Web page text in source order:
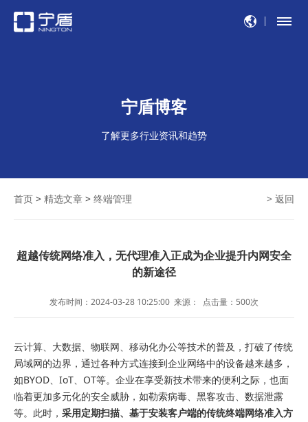
宁盾博客
了解更多行业资讯和趋势
> 返回
首页 > 精选文章 > 终端管理
超越传统网络准入，无代理准入正成为企业提升内网安全
的新途径
发布时间：2024-03-28 10:25:00 来源： 点击量： 500次
云计算、大数据、物联网、移动化办公等技术的普及，打破了传统
局域网的边界，通过各种方式连接到企业网络中的设备越来越多，
如BYOD、IoT、OT等。企业在享受新技术带来的便利之际，也面
临着更加多元化的安全威胁，如勒索病毒、黑客攻击、数据泄露
等。此时， 采用定期扫描、基于安装客户端的传统终端网络准入方